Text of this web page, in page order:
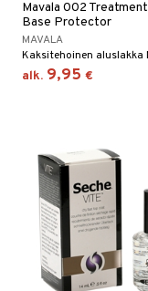
Mavala 002 Treatment
Base Protector
MAVALA
alk. 9,95 €